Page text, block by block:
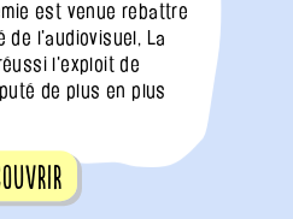
est venue rebattre
de l'audiovisuel, La
l'exploit de
de plus en plus